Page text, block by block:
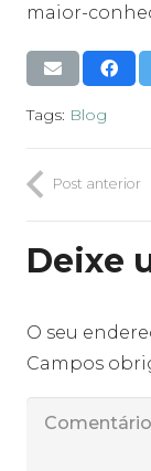
maior-
Tags: Blog
Post anterior
Deixe
O seu
Campos